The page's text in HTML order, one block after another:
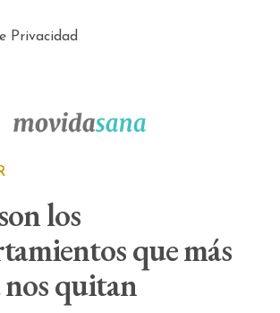
Privacidad
los
que más
quitan